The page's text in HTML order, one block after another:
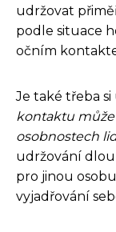
udržovat
podle situace
očním
Je také třeba
kontaktu může
osobnostech
udržování
pro jinou
vyjadřování